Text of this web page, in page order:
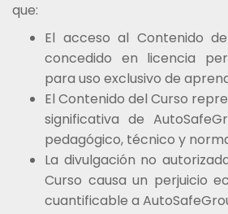
que:
El acceso al Contenido
concedido en licencia
para uso exclusivo de
El Contenido del Curso
significativa de
pedagógico, técnico y
La divulgación no
Curso causa un perjuicio
cuantificable a